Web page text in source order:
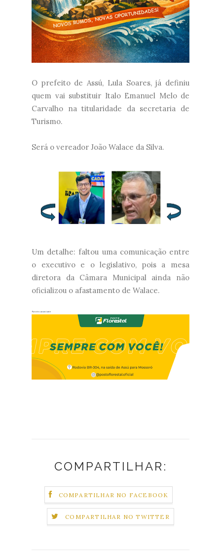
O prefeito de Assú, Lula Soares, já definiu
quem vai substituir Italo Emanuel Melo de
Carvalho na titularidade da secretaria de
Turismo.
Será o vereador João Walace da Silva.
Um detalhe: faltou uma comunicação entre
o executivo e o legislativo, pois a mesa
diretora da Câmara Municipal ainda não
oficializou o afastamento de Walace.
COMPARTILHAR:
COMPARTILHAR NO FACEBOOK
COMPARTILHAR NO TWITTER